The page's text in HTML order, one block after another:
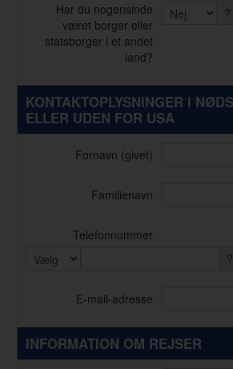
Har du nogensinde
været borger eller
statsborger i et andet
land?
?
KONTAKTOPLYSNINGER I
ELLER UDEN FOR USA
Fornavn (givet)
Familienavn
Telefonnummer
?
E-mail-adresse
INFORMATION OM REJSER